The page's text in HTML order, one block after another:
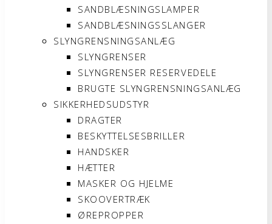
SANDBLÆSNINGSLAMPER
SANDBLÆSNINGSSLANGER
SLYNGRENSNINGSANLÆG
SLYNGRENSER
SLYNGRENSER RESERVEDELE
BRUGTE SLYNGRENSNINGSANLÆG
SIKKERHEDSUDSTYR
DRAGTER
BESKYTTELSESBRILLER
HANDSKER
HÆTTER
MASKER OG HJELME
SKOOVERTRÆK
ØREPROPPER